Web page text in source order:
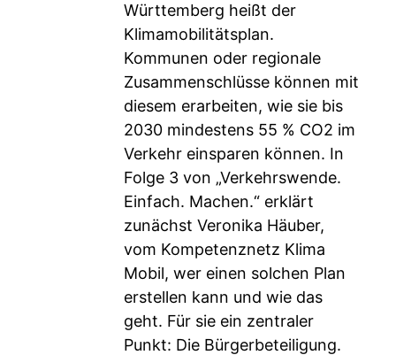
Württemberg heißt der
Klimamobilitätsplan.
Kommunen oder regionale
Zusammenschlüsse können mit
diesem erarbeiten, wie sie bis
2030 mindestens 55 % CO2 im
Verkehr einsparen können. In
Folge 3 von „Verkehrswende.
Einfach. Machen.“ erklärt
zunächst Veronika Häuber,
vom Kompetenznetz Klima
Mobil, wer einen solchen Plan
erstellen kann und wie das
geht. Für sie ein zentraler
Punkt: Die Bürgerbeteiligung.